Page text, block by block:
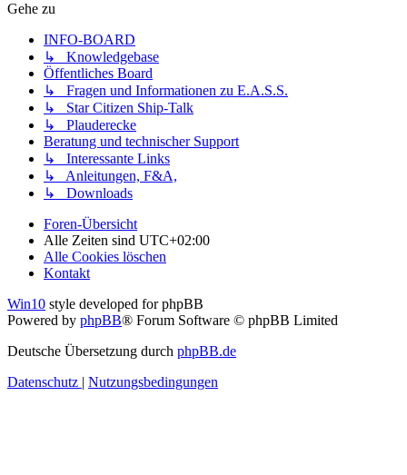
Gehe zu
INFO-BOARD
↳ Knowledgebase
Öffentliches Board
↳ Fragen und Informationen zu E.A.S.S.
↳ Star Citizen Ship-Talk
↳ Plauderecke
Beratung und technischer Support
↳ Interessante Links
↳ Anleitungen, F&A,
↳ Downloads
Foren-Übersicht
Alle Zeiten sind UTC+02:00
Alle Cookies löschen
Kontakt
Win10 style developed for phpBB
Powered by phpBB® Forum Software © phpBB Limited
Deutsche Übersetzung durch phpBB.de
Datenschutz | Nutzungsbedingungen